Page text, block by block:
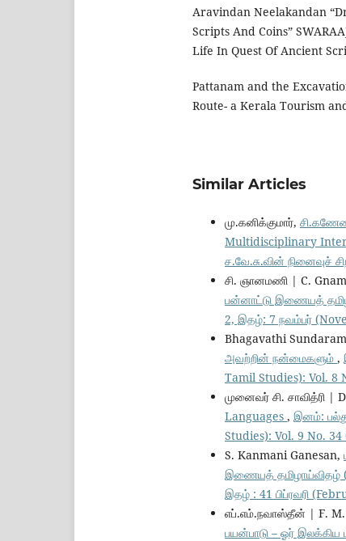
Aravindan Neelakandan
Scripts And Coins”
Life In Quest Of Ancient
Pattanam and the
Route- a Kerala Tourism
Similar Articles
மு.கனிக்குமார்,
Multidisciplinary
ச.வே.சு.வின் நினைவுச்
சி. ஞானமணி | C.
பன்னாட்டு இணையத்
2, இதழ்: 7 நவம்பர்
Bhagavathi
அவற்றின் நன்மைகளும் ,
Tamil Studies): Vol. 8
முனைவர் சி. சாவித்ரி |
Languages , இனம்:
Studies): Vol. 9 No.
S. Kanmani Ganesan,
இணையத் தமிழாய்விதழ்
இதழ் : 41 பிப்ரவரி
எப்.எம்.நவாஸ்தீன் | F. M.
பயன்பாடு – ஓர் இலக்கிய